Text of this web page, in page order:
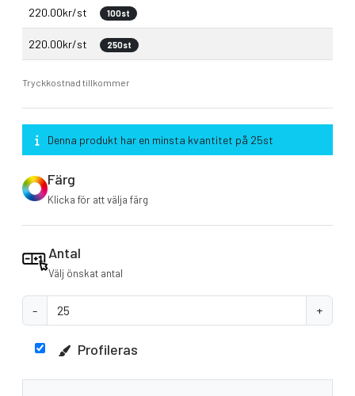
220.00kr/st 100st
220.00kr/st 250st
Tryckkostnad tillkommer
Denna produkt har en minsta kvantitet på 25st
Färg
Klicka för att välja färg
Antal
Välj önskat antal
- +
Profileras